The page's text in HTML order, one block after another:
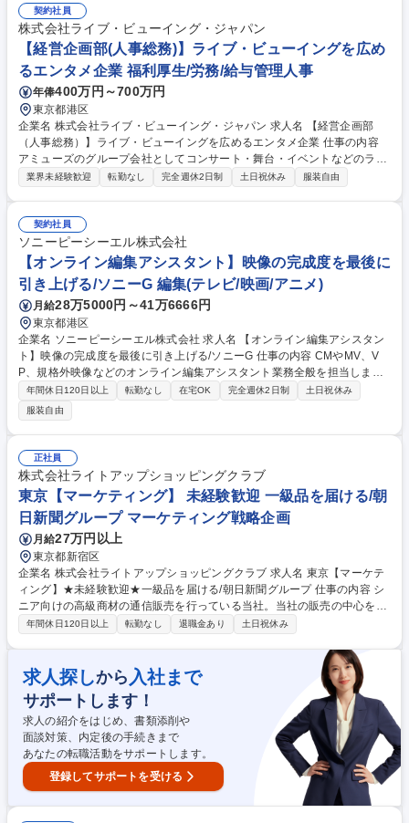
庶務業務の統括、その他■人事業務：採用、入退社管理、勤怠/給与管理、
育成（研修/OJT関連）、人事制度（設計/運用）■まずは総務実務や会議運
営で現場を理解し、徐々にマネジメント領域を広げながら、人事・総務部
門の責任者として組織を牽引することを期待します。 募集職種 六本木一
丁目【人事・総務マネージャー】音楽関係の公益法人/平均残業15時間◎
契約社員
株式会社ライブ・ビューイング・ジャパン
【経営企画部(人事総務)】ライブ・ビューイングを広め
るエンタメ企業 福利厚生/労務/給与管理人事
年俸400万円～700万円
東京都港区
企業名 株式会社ライブ・ビューイング・ジャパン 求人名 【経営企画部
（人事総務）】ライブ・ビューイングを広めるエンタメ企業 仕事の内容
アミューズのグループ会社としてコンサート・舞台・イベントなどのライ
ブ配信等を行う当社にて、人事総務関連の業務に携わっていただきます。
務管理（36協定・各種届出、社労士と連携）・研修の企画運営、評価制度
の運用サポート ・人事データ管理・各種資料作成 【総務】・備品管理、
オフィス設備管理、社内環境整備 ・契約書・社内文書管理 ・社内規程の
整備・運用 ・庶務業務全般 など、会社運営に関わる管理部門業務全般 募
集職種 【経営企画部（人事総務）】ライブ・ビューイングを広めるエンタ
メ企業
業界未経験歓迎 転勤なし 完全週休2日制 土日祝休み 服装自由
契約社員
ソニーピーシーエル株式会社
【オンライン編集アシスタント】映像の完成度を最後に
引き上げる/ソニーG 編集(テレビ/映画/アニメ)
月給28万5000円～41万6666円
東京都港区
企業名 ソニーピーシーエル株式会社 求人名 【オンライン編集アシスタン
ト】映像の完成度を最後に引き上げる/ソニーG 仕事の内容 CMやMV、V
P、規格外映像などのオンライン編集アシスタント業務全般を担当しま
す。映像の完成度を最終的に引き上げる重要な工程において、編集業務を
幅広くサポートし、高品質なコンテンツ制作に貢献いただきます。 具体的
には、映像コンテンツのテロップ作成やレタッチ、映像データの変換、合
成作業のサポートなど、オンライン編集に関する幅広いアシスタント業務
をお任せします。CMやミュージックビデオをはじめ、プロモーションビ
デオや規格外の映像など、多岐にわたるジャンルの作品に携わることがで
きます。ディレクターやエディターと密に連携しながら、映像の完成度を
最後の工程で極限まで引き上げる非常にやりがいのある業務です。 募集職
種 【オンライン編集アシスタント】映像の完成度を最後に引き上げる/ソ
ニーG
年間休日120日以上 転勤なし 在宅OK 完全週休2日制
土日祝休み
服装自由
正社員
株式会社ライトアップショッピングクラブ
東京【マーケティング】 未経験歓迎 一級品を届ける/朝
日新聞グループ マーケティング戦略企画
月給27万円以上
東京都新宿区
企業名 株式会社ライトアップショッピングクラブ 求人名 東京【マーケテ
ィング】★未経験歓迎★一級品を届ける/朝日新聞グループ 仕事の内容 シ
ニア向けの高級商材の通信販売を行っている当社。当社の販売の中心を担
う紙媒体（カタログやダイレクトメール）に関するマーケティングを担当
（送付対象選定等）、予実管理 ■カタログ、ダイレクトメールの内容・結
果分析、レポート作成、報告 ■カタログ、ダイレクトメールの掲載商品の
選定、カタログ製作業務 等 【働き方の魅力】平均有給取得率14日、ワー
クライフバランスを整えて働くことができます。 募集職種 東京【マーケ
ティング】★未経験歓迎★一級品を届ける/朝日新聞グループ
年間休日120日以上 転勤なし 退職金あり 土日祝休み
求人探しから 入社まで
サポートします！
求人の紹介をはじめ、書類添削や
面談対策、内定後の手続きまで
あなたの転職活動をサポートします。
登録してサポートを受ける